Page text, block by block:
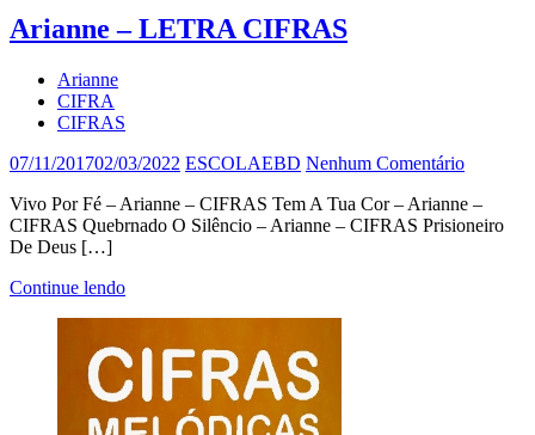
Arianne – LETRA CIFRAS
Arianne
CIFRA
CIFRAS
07/11/201702/03/2022 ESCOLAEBD Nenhum Comentário
Vivo Por Fé – Arianne – CIFRAS Tem A Tua Cor – Arianne –
CIFRAS Quebrnado O Silêncio – Arianne – CIFRAS Prisioneiro
De Deus […]
Continue lendo